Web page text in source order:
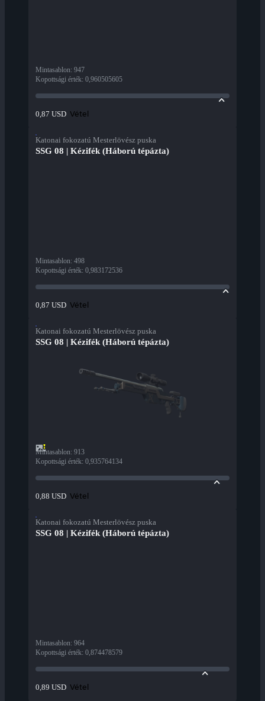
Mintasablon: 947
Kopottsági érték: 0,960505605
0,87 USD Vétel
Katonai fokozatú Mesterlövész puska
SSG 08 | Kézifék (Háború tépázta)
Mintasablon: 498
Kopottsági érték: 0,983172536
0,87 USD Vétel
Katonai fokozatú Mesterlövész puska
SSG 08 | Kézifék (Háború tépázta)
Mintasablon: 913
Kopottsági érték: 0,935764134
0,88 USD Vétel
Katonai fokozatú Mesterlövész puska
SSG 08 | Kézifék (Háború tépázta)
Mintasablon: 964
Kopottsági érték: 0,874478579
0,89 USD Vétel